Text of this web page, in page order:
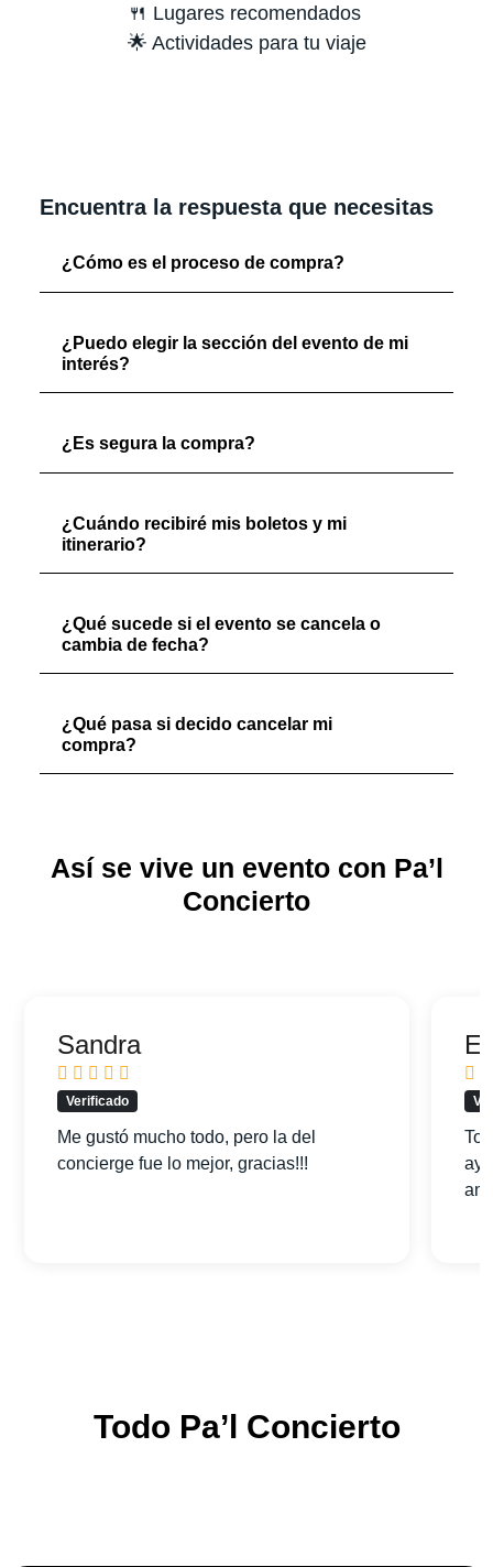
🍴 Lugares recomendados
🌟 Actividades para tu viaje
Encuentra la respuesta que necesitas
¿Cómo es el proceso de compra?
¿Puedo elegir la sección del evento de mi
interés?
¿Es segura la compra?
¿Cuándo recibiré mis boletos y mi
itinerario?
¿Qué sucede si el evento se cancela o
cambia de fecha?
¿Qué pasa si decido cancelar mi
compra?
Así se vive un evento con Pa’l
Concierto
Sandra
Verificado
Me gustó mucho todo, pero la del
concierge fue lo mejor, gracias!!!
Todo Pa’l Concierto